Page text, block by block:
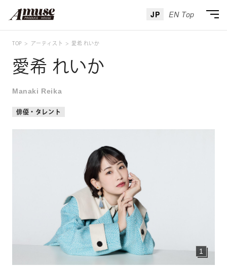
JP EN Top
TOP アーティスト 愛希 れいか
愛希 れいか
Manaki Reika
俳優・タレント
1